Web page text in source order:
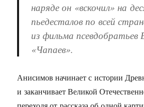
наряде он «вскочил» на
пьедесталов по всей
из фильма псевдобратьев
«Чапаев».
Анисимов начинает с истории
и заканчивает Великой